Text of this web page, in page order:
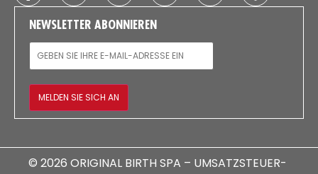
NEWSLETTER ABONNIEREN
E-MAIL
MELDEN SIE SICH AN
© 2026 ORIGINAL BIRTH SPA – UMSATZSTEUER-